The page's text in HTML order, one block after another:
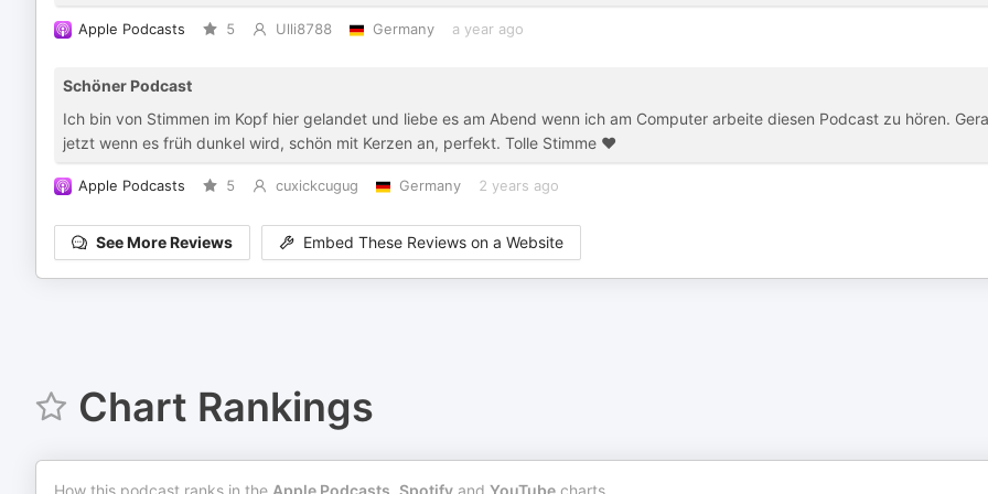
Apple Podcasts 5 Ulli8788 Germany a year ago
Schöner Podcast
Ich bin von Stimmen im Kopf hier gelandet und liebe es am Abend wenn ich am Computer arbeite diesen Podcast zu hören.
jetzt wenn es früh dunkel wird, schön mit Kerzen an, perfekt. Tolle Stimme ❤️
Apple Podcasts 5 cuxickcugug Germany 2 years ago
See More Reviews Embed These Reviews on a Website
Chart Rankings
How this podcast ranks in the Apple Podcasts Spotify and YouTube charts.